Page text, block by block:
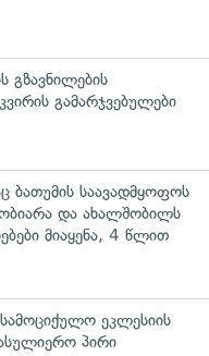
გზავნილების
გამარჯვებულები
ბათუმის საავადმყოფოს
და ახალშობილს
მიაყენა, 4 წლით
ეკლესიის
პირი